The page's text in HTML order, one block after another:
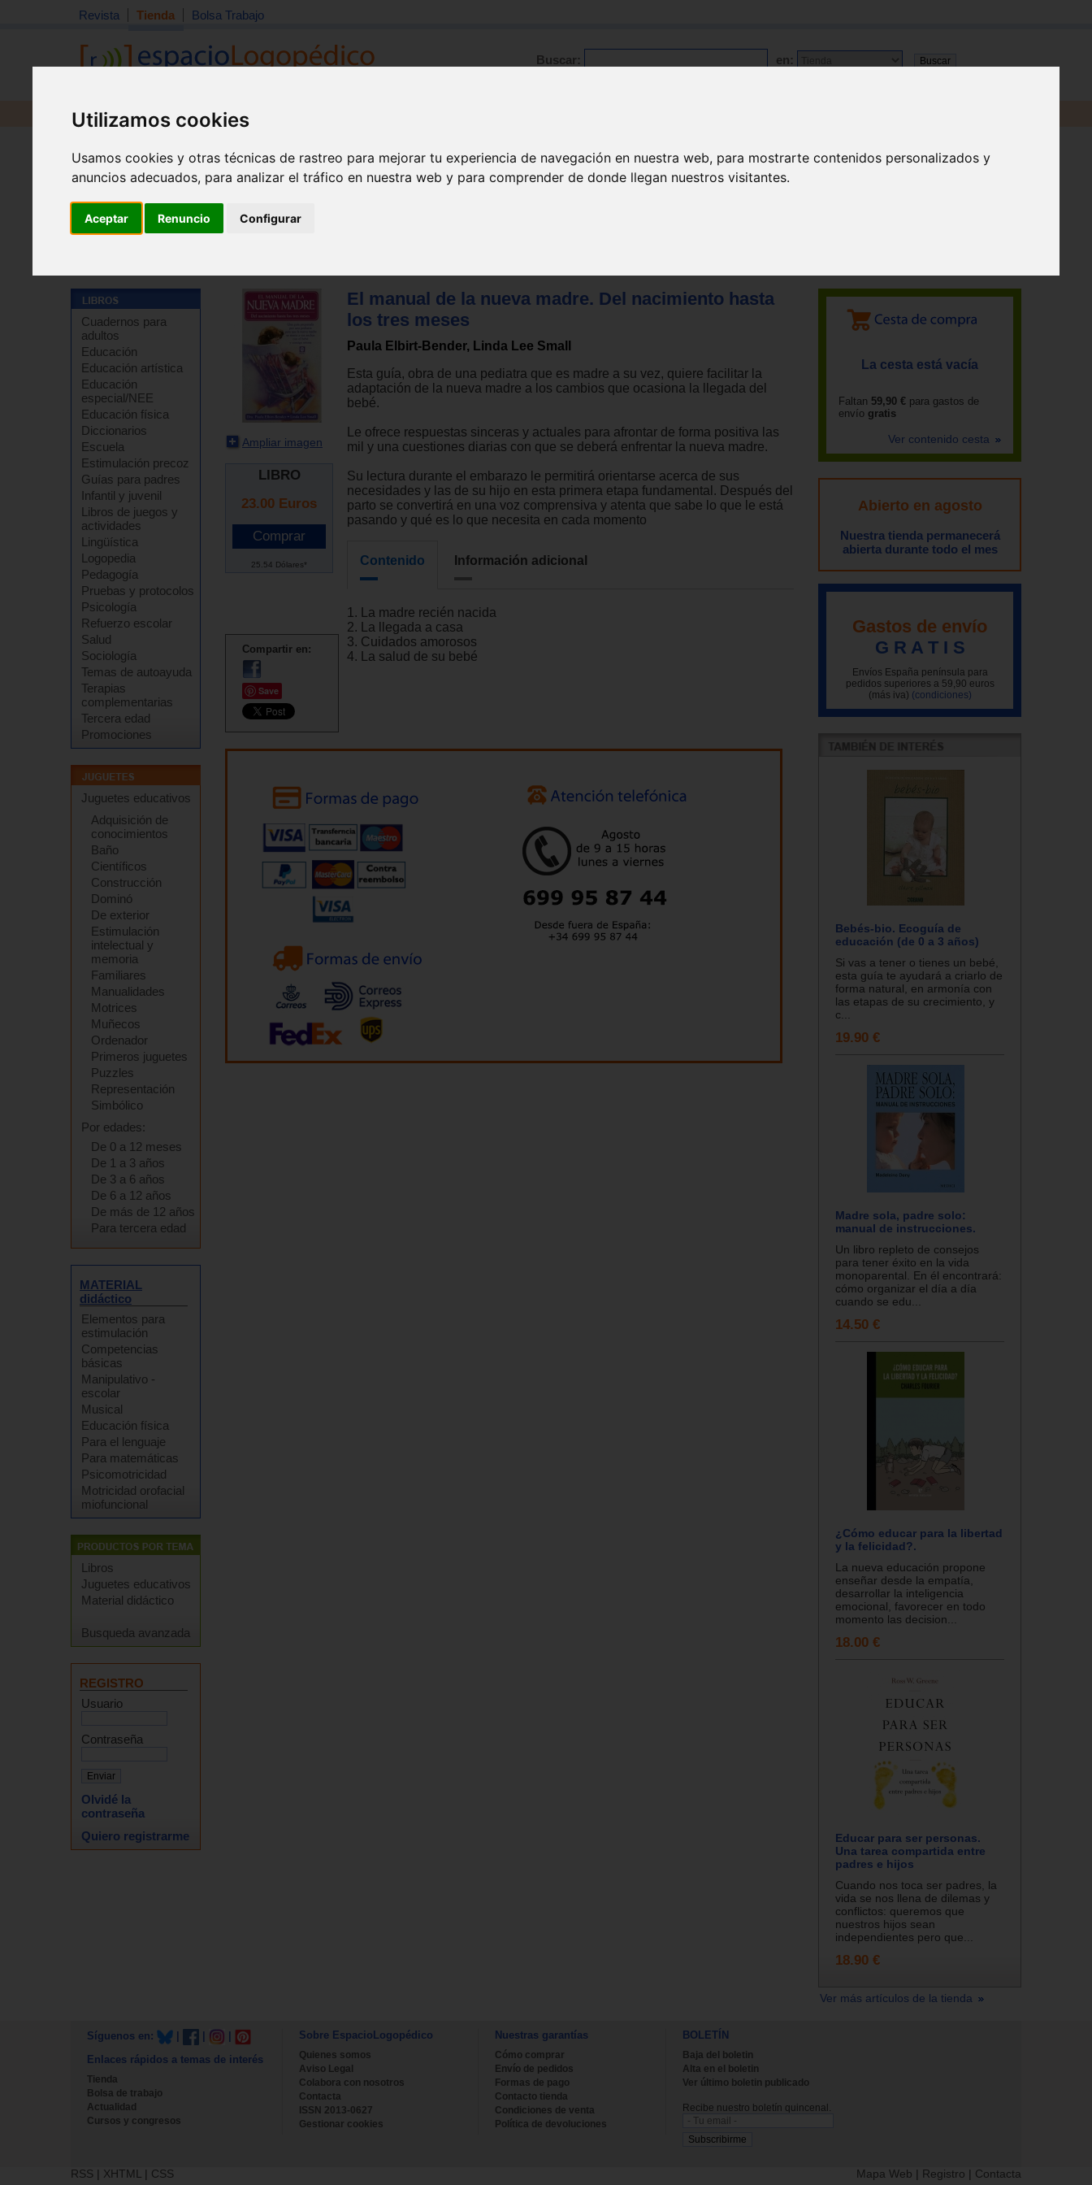
Utilizamos cookies
Usamos cookies y otras técnicas de rastreo para mejorar tu experiencia de navegación en nuestra web, para mostrarte contenidos personalizados y
anuncios adecuados, para analizar el tráfico en nuestra web y para comprender de donde llegan nuestros visitantes.
Aceptar Renuncio Configurar
Revista Tienda Bolsa Trabajo
Buscar: en:
Revista Libros Material
Cuadernos para
adultos
Educación
Educación artística
Educación
especial/NEE
Educación física
Diccionarios
Escuela
Estimulación precoz
Guías para padres
Infantil y juvenil
Libros de juegos y
actividades
Lingüística
Logopedia
Pedagogía
Pruebas y protocolos
Psicología
Refuerzo escolar
Salud
Sociología
Temas de autoayuda
Terapias
complementarias
Tercera edad
Promociones
Juguetes educativos
Adquisición de
conocimientos
Baño
Científicos
Construcción
Dominó
De exterior
Estimulación
intelectual y
memoria
Familiares
Manualidades
Motrices
Muñecos
Ordenador
Primeros juguetes
Puzzles
Representación
Simbólico
Por edades:
De 0 a 12 meses
De 1 a 3 años
De 3 a 6 años
De 6 a 12 años
De más de 12 años
Para tercera edad
MATERIAL
didáctico
Elementos para
estimulación
Competencias
básicas
Manipulativo -
escolar
Musical
Educación física
Para el lenguaje
Para matemáticas
Psicomotricidad
Motricidad orofacial
miofuncional
Libros
Juguetes educativos
Material didáctico
Busqueda avanzada
REGISTRO
Usuario
Contraseña
Olvidé la
contraseña
Quiero registrarme
Ampliar imagen
LIBRO
23.00 Euros
25.54 Dólares*
Compartir en:
Save
El manual de la nueva madre. Del nacimiento hasta
los tres meses
Paula Elbirt-Bender, Linda Lee Small
Esta guía, obra de una pediatra que es madre a su vez, quiere facilitar la
adaptación de la nueva madre a los cambios que ocasiona la llegada del
bebé.
Le ofrece respuestas sinceras y actuales para afrontar de forma positiva las
mil y una cuestiones diarias con que se deberá enfrentar la nueva madre.
Su lectura durante el embarazo le permitirá orientarse acerca de sus
necesidades y las de su hijo en esta primera etapa fundamental. Después del
parto se convertirá en una voz comprensiva y atenta que sabe lo que le está
pasando y qué es lo que necesita en cada momento
Contenido Información adicional
1. La madre recién nacida
2. La llegada a casa
3. Cuidados amorosos
4. La salud de su bebé
La cesta está vacía
Faltan 59,90 € para gastos de
envío gratis
Ver contenido cesta
Abierto en agosto
Nuestra tienda permanecerá
abierta durante todo el mes
Gastos de envío
G R A T I S
Envíos España península para
pedidos superiores a 59,90 euros
(más iva) (condiciones)
Bebés-bio. Ecoguía de
educación (de 0 a 3 años)
Si vas a tener o tienes un bebé,
esta guía te ayudará a criarlo de
forma natural, en armonía con
las etapas de su crecimiento, y
c...
19.90 €
Madre sola, padre solo:
manual de instrucciones.
Un libro repleto de consejos
para tener éxito en la vida
monoparental. En él encontrará:
cómo organizar el día a día
cuando se edu...
14.50 €
¿Cómo educar para la libertad
y la felicidad?.
La nueva educación propone
enseñar desde la empatía,
desarrollar la inteligencia
emocional, favorecer en todo
momento las decision...
18.00 €
Educar para ser personas.
Una tarea compartida entre
padres e hijos
Cuando nos toca ser padres, la
vida se nos llena de dilemas y
conflictos: queremos que
nuestros hijos sean
independientes pero que...
18.90 €
Ver más artículos de la tienda
Síguenos en:
Enlaces rápidos a temas de interés
Tienda
Bolsa de trabajo
Actualidad
Cursos y congresos
Sobre EspacioLogopédico
Quienes somos
Aviso Legal
Colabora con nosotros
Contacta
ISSN 2013-0627
Gestionar cookies
Nuestras garantías
Cómo comprar
Envío de pedidos
Formas de pago
Contacto tienda
Condiciones de venta
Política de devoluciones
BOLETÍN
Baja del boletin
Alta en el boletin
Ver último boletin publicado
Recibe nuestro boletín quincenal.
RSS | XHTML | CSS Mapa Web | Registro | Contacta